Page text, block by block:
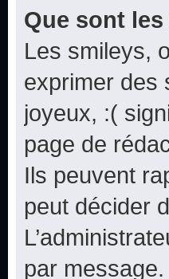
Que sont
Les smileys,
exprimer des
joyeux, :(
page de
Ils peuvent
peut décider
par message.